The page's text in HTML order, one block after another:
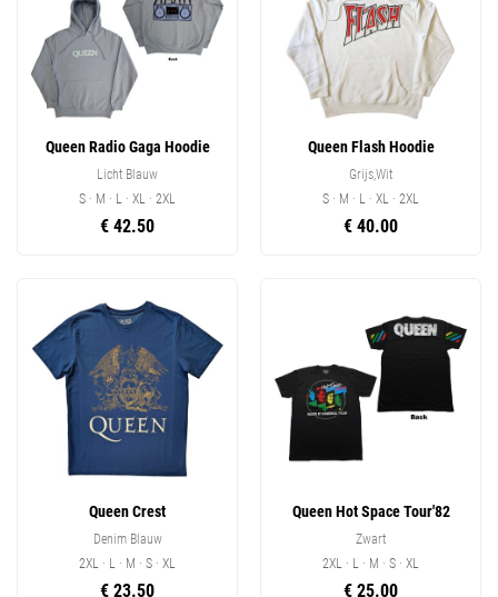
Queen Radio Gaga Hoodie
Licht Blauw
S · M · L · XL · 2XL
€ 42.50
Queen Flash Hoodie
Grijs,Wit
S · M · L · XL · 2XL
€ 40.00
Queen Crest
Denim Blauw
2XL · L · M · S · XL
€ 23.50
Queen Hot Space Tour'82
Zwart
2XL · L · M · S · XL
€ 25.00